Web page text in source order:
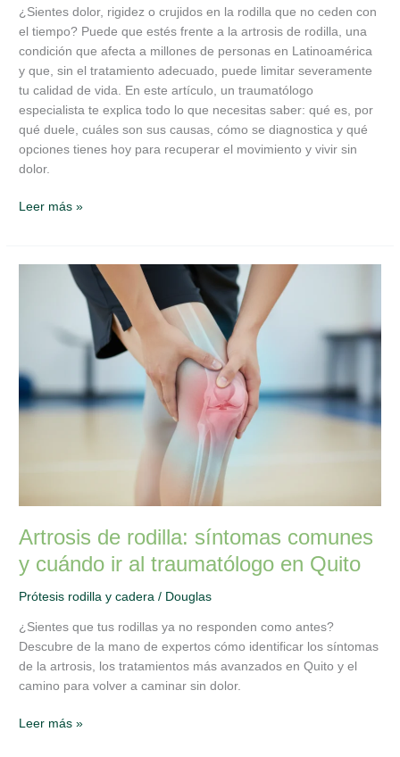
¿Sientes dolor, rigidez o crujidos en la rodilla que no ceden con
el tiempo? Puede que estés frente a la artrosis de rodilla, una
condición que afecta a millones de personas en Latinoamérica
y que, sin el tratamiento adecuado, puede limitar severamente
tu calidad de vida. En este artículo, un traumatólogo
especialista te explica todo lo que necesitas saber: qué es, por
qué duele, cuáles son sus causas, cómo se diagnostica y qué
opciones tienes hoy para recuperar el movimiento y vivir sin
dolor.
Leer más »
Artrosis de rodilla: síntomas comunes
y cuándo ir al traumatólogo en Quito
Prótesis rodilla y cadera / Douglas
¿Sientes que tus rodillas ya no responden como antes?
Descubre de la mano de expertos cómo identificar los síntomas
de la artrosis, los tratamientos más avanzados en Quito y el
camino para volver a caminar sin dolor.
síntomas
y
cuándo
ir
Leer más »